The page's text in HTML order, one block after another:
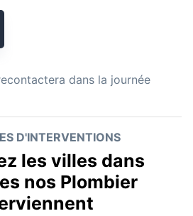
dans la journée
D'INTERVENTIONS
les villes dans
nos Plombier